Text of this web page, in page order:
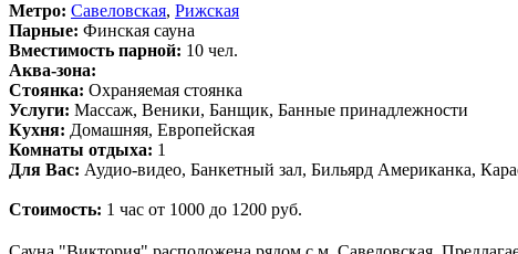
Метро: Савеловская, Рижская
Парные: Финская сауна
Вместимость парной: 10 чел.
Аква-зона:
Стоянка: Охраняемая стоянка
Услуги: Массаж, Веники, Банщик, Банные принадлежности
Кухня: Домашняя, Европейская
Комнаты отдыха: 1
Для Вас: Аудио-видео, Банкетный зал, Бильярд Американка,
Стоимость: 1 час от 1000 до 1200 руб.